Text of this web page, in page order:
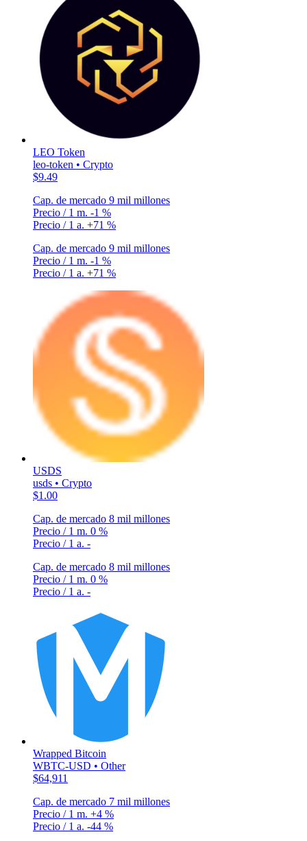
LEO Token
leo-token • Crypto
$9.49
Cap. de mercado 9 mil millones
Precio / 1 m. -1 %
Precio / 1 a. +71 %
Cap. de mercado 9 mil millones
Precio / 1 m. -1 %
Precio / 1 a. +71 %
USDS
usds • Crypto
$1.00
Cap. de mercado 8 mil millones
Precio / 1 m. 0 %
Precio / 1 a. -
Cap. de mercado 8 mil millones
Precio / 1 m. 0 %
Precio / 1 a. -
Wrapped Bitcoin
WBTC-USD • Other
$64,911
Cap. de mercado 7 mil millones
Precio / 1 m. +4 %
Precio / 1 a. -44 %